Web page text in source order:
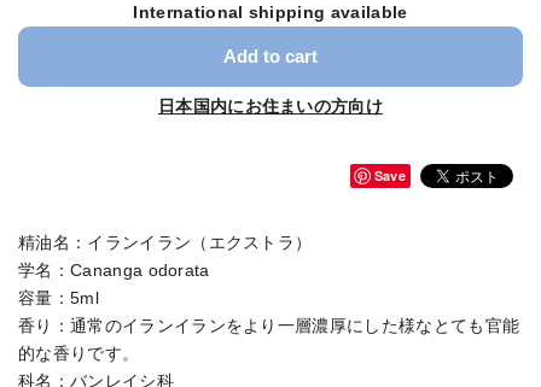
International shipping available
Add to cart
日本国内にお住まいの方向け
Save
精油名：イランイラン（エクストラ）
学名：Cananga odorata
容量：5ml
香り：通常のイランイランをより一層濃厚にした様なとても官能
的な香りです。
科名：バンレイシ科